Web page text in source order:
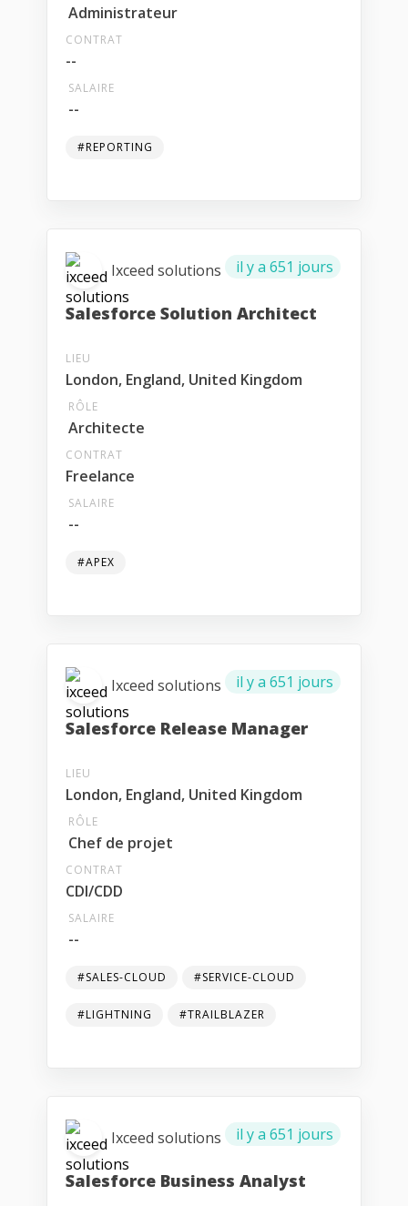
Administrateur
CONTRAT
--
SALAIRE
--
#REPORTING
Ixceed solutions il y a 651 jours
Salesforce Solution Architect
LIEU
London, England, United Kingdom
RÔLE
Architecte
CONTRAT
Freelance
SALAIRE
--
#APEX
Ixceed solutions il y a 651 jours
Salesforce Release Manager
LIEU
London, England, United Kingdom
RÔLE
Chef de projet
CONTRAT
CDI/CDD
SALAIRE
--
#SALES-CLOUD #SERVICE-CLOUD
#LIGHTNING #TRAILBLAZER
Ixceed solutions il y a 651 jours
Salesforce Business Analyst